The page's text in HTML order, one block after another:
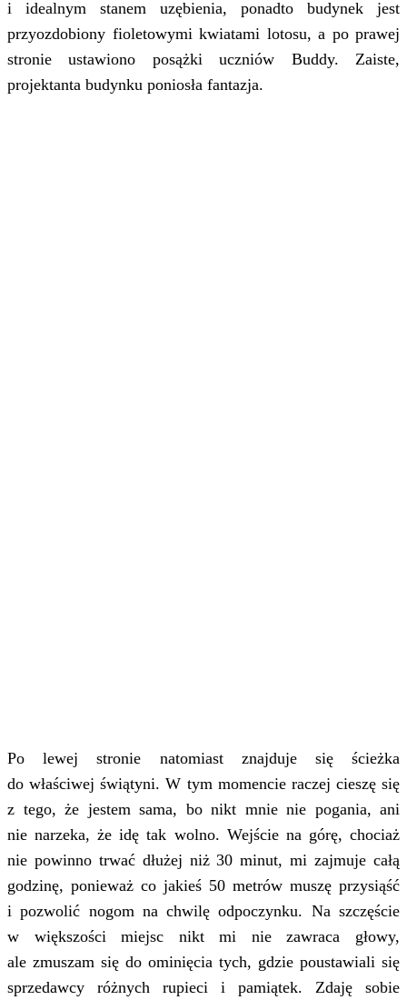
i idealnym stanem uzębienia, ponadto budynek jest
przyozdobiony fioletowymi kwiatami lotosu, a po prawej
stronie ustawiono posążki uczniów Buddy. Zaiste,
projektanta budynku poniosła fantazja.
Po lewej stronie natomiast znajduje się ścieżka
do właściwej świątyni. W tym momencie raczej cieszę się
z tego, że jestem sama, bo nikt mnie nie pogania, ani
nie narzeka, że idę tak wolno. Wejście na górę, chociaż
nie powinno trwać dłużej niż 30 minut, mi zajmuje całą
godzinę, ponieważ co jakieś 50 metrów muszę przysiąść
i pozwolić nogom na chwilę odpoczynku. Na szczęście
w większości miejsc nikt mi nie zawraca głowy,
ale zmuszam się do ominięcia tych, gdzie poustawiali się
sprzedawcy różnych rupieci i pamiątek. Zdaję sobie